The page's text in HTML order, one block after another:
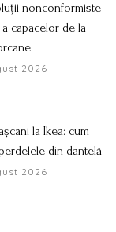
nonconformiste
capacelor de la
2026
la Ikea: cum
din dantelă
2026